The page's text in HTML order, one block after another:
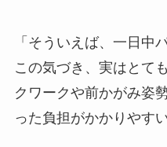
「そういえば、一日中
この気づき、実はとて
クワークや前かがみ姿
った負担がかかりやす